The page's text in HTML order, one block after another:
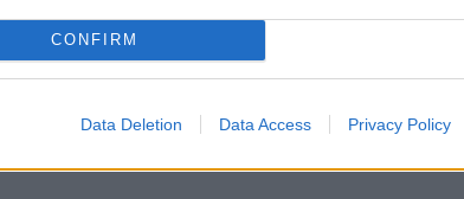
CONFIRM
Data Deletion Data Access Privacy Policy